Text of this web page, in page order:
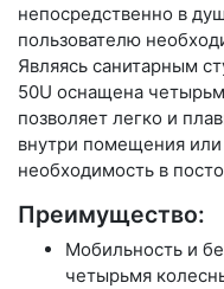
непосредственно в
пользователю
Являясь санитарным
50U оснащена
позволяет легко и
внутри помещения
необходимость в
Преимущество:
Мобильность и
четырьмя